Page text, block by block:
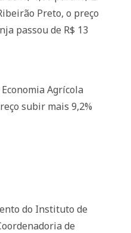
Preto, o preço
passou de R$ 13
Agrícola
subir mais 9,2%
do Instituto de
de